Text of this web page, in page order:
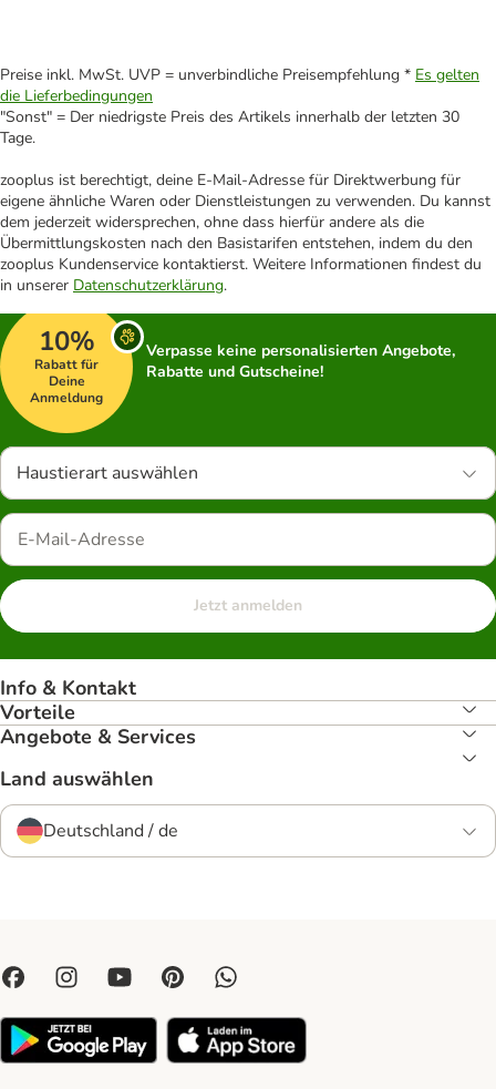
Preise inkl. MwSt. UVP = unverbindliche Preisempfehlung * Es gelten
die Lieferbedingungen
"Sonst" = Der niedrigste Preis des Artikels innerhalb der letzten 30
Tage.
zooplus ist berechtigt, deine E-Mail-Adresse für Direktwerbung für
eigene ähnliche Waren oder Dienstleistungen zu verwenden. Du kannst
dem jederzeit widersprechen, ohne dass hierfür andere als die
Übermittlungskosten nach den Basistarifen entstehen, indem du den
zooplus Kundenservice kontaktierst. Weitere Informationen findest du
in unserer Datenschutzerklärung.
10%
Rabatt für
Deine
Anmeldung
Verpasse keine personalisierten Angebote,
Rabatte und Gutscheine!
Haustierart auswählen
Jetzt anmelden
Info & Kontakt
Vorteile
Angebote & Services
Land auswählen
Deutschland / de